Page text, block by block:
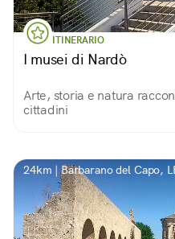
ITINERARIO
I musei di Nardò
Arte, storia e natura
cittadini
24km | Barbarano del Capo,